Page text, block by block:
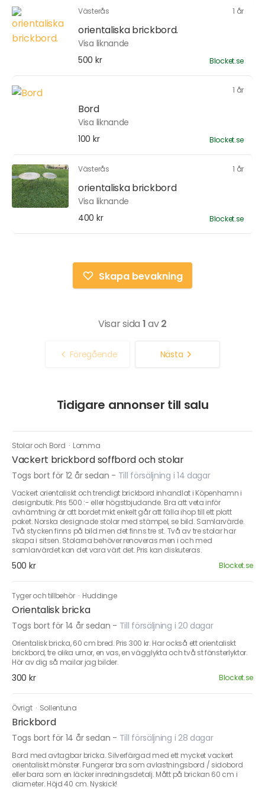
Västerås 1 år
orientaliska brickbord.
Visa liknande
500 kr
Blocket.se
1 år
Bord
Visa liknande
100 kr
Blocket.se
Västerås 1 år
orientaliska brickbord
Visa liknande
400 kr
Blocket.se
Skapa bevakning
Visar sida 1av2
Föregående Nästa
Tidigare annonser till salu
Stolar och Bord · Lomma
Vackert brickbord soffbord och stolar
Togs bort för 12 år sedan - Till försäljning i 14 dagar
Vackert orientaliskt och trendigt brickbord inhandlat i Köpenhamn i
designbutik. Pris 500 :- eller högstbjudande. Bra att veta inför
avhämtning är att bordet mkt enkelt går att fälla ihop till ett platt
paket. Norska designade stolar med stämpel, se bild. Samlarvärde.
Två stycken finns på bild men det finns tre st. Två av tre stolar har
skapa i sitsen. Stolarna behöver renoveras men i och med
samlarvärdet kan det vara värt det. Pris kan diskuteras.
500 kr Blocket.se
Tyger och tillbehör · Huddinge
Orientalisk bricka
Togs bort för 14 år sedan - Till försäljning i 20 dagar
Orientalisk bricka, 60 cm bred. Pris 300 kr. Har också ett orientaliskt
brickbord, tre olika urnor, en vas, en vägglykta och två st fönsterlyktor.
Hör av dig så mailar jag bilder.
300 kr Blocket.se
Övrigt · Sollentuna
Brickbord
Togs bort för 14 år sedan - Till försäljning i 28 dagar
Bord med avtagbar bricka. Silverfärgad med ett mycket vackert
orientaliskt mönster. Fungerar bra som avlastningsbord / sidobord
eller bara som en läcker inredningsdetalj. Mått på brickan 60 cm i
diameter. Höjd 40 cm. Nyskick!